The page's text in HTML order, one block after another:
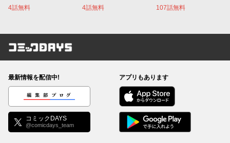
4話無料 4話無料 107話無料
コミックDAYS
最新情報を配信中!
編集部ブログ
コミックDAYS
@comicdays_team
アプリもあります